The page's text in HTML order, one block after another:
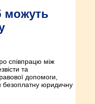
можуть
співпрацю між
та
допомоги,
безоплатну юридичну